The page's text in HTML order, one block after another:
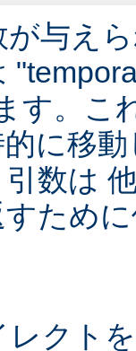
が与え
す。こ
に移
引数は
ため
レクト